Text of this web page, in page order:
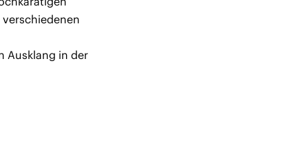
Ausklang in der